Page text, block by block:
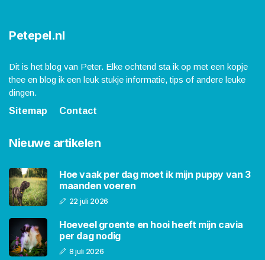
Petepel.nl
Dit is het blog van Peter. Elke ochtend sta ik op met een kopje
thee en blog ik een leuk stukje informatie, tips of andere leuke
dingen.
Sitemap
Contact
Nieuwe artikelen
Hoe vaak per dag moet ik mijn puppy van 3
maanden voeren
22 juli 2026
Hoeveel groente en hooi heeft mijn cavia
per dag nodig
8 juli 2026